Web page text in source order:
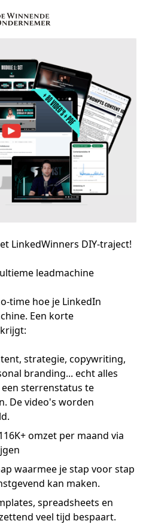
LinkedWinners DIY-traject!
leadmachine
time hoe je LinkedIn
Een korte
strategie, copywriting,
branding... echt alles
sterrenstatus te
De video's worden
omzet per maand via
waarmee je stap voor stap
kan maken.
spreadsheets en
veel tijd bespaart.